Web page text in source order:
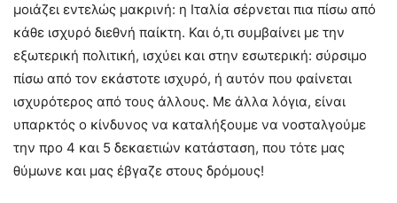
μοιάζει εντελώς μακρινή: η Ιταλία σέρνεται πια πίσω από
κάθε ισχυρό διεθνή παίκτη. Και ό,τι συμβαίνει με την
εξωτερική πολιτική, ισχύει και στην εσωτερική: σύρσιμο
πίσω από τον εκάστοτε ισχυρό, ή αυτόν που φαίνεται
ισχυρότερος από τους άλλους. Με άλλα λόγια, είναι
υπαρκτός ο κίνδυνος να καταλήξουμε να νοσταλγούμε
την προ 4 και 5 δεκαετιών κατάσταση, που τότε μας
θύμωνε και μας έβγαζε στους δρόμους!